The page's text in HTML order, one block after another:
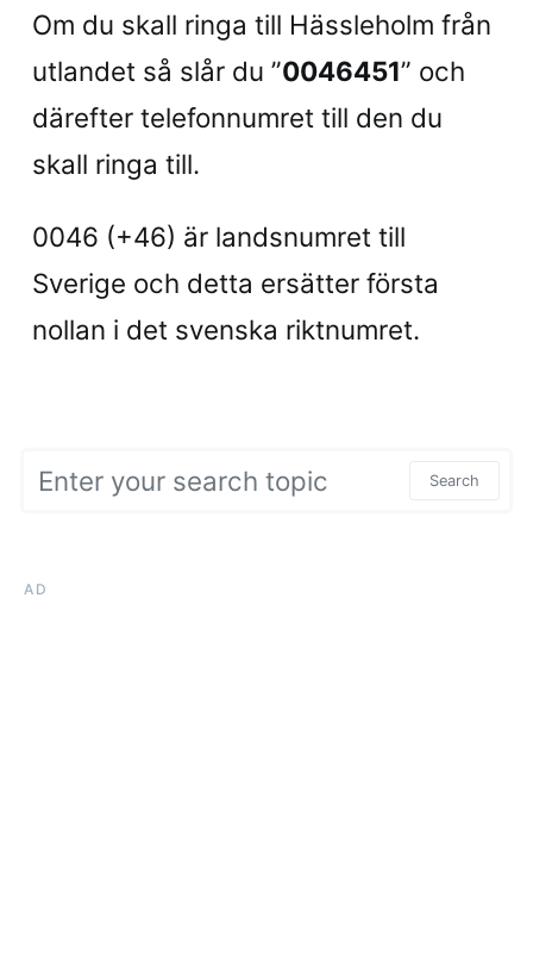
Om du skall ringa till Hässleholm från
utlandet så slår du ”0046451” och
därefter telefonnumret till den du
skall ringa till.
0046 (+46) är landsnumret till
Sverige och detta ersätter första
nollan i det svenska riktnumret.
Search
AD